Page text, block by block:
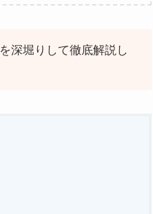
を深堀りして徹底解説し